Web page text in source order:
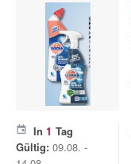
In 1 Tag
Gültig: 09.08. -